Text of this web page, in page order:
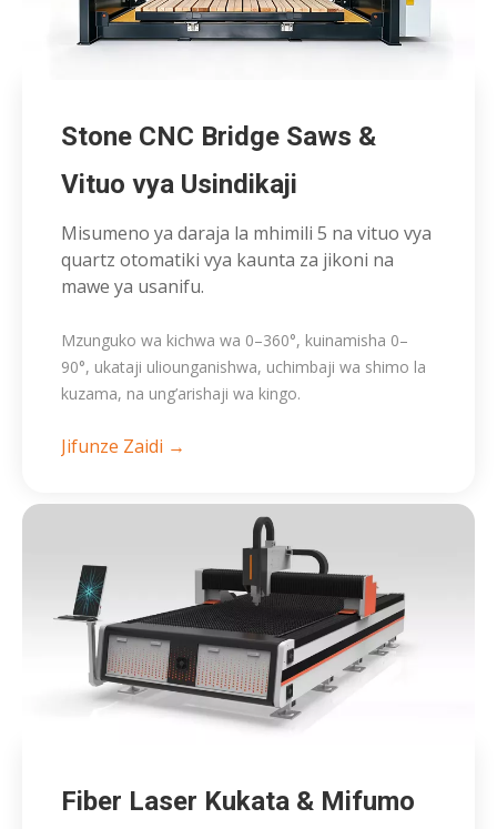
Stone CNC Bridge Saws &
Vituo vya Usindikaji
Misumeno ya daraja la mhimili 5 na vituo vya
quartz otomatiki vya kaunta za jikoni na
mawe ya usanifu.
Mzunguko wa kichwa wa 0–360°, kuinamisha 0–
90°, ukataji uliounganishwa, uchimbaji wa shimo la
kuzama, na ung’arishaji wa kingo.
Jifunze Zaidi →
Fiber Laser Kukata & Mifumo